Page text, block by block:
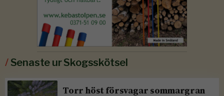
/Senaste ur Skogsskötsel
Torr höst försvagar sommargran